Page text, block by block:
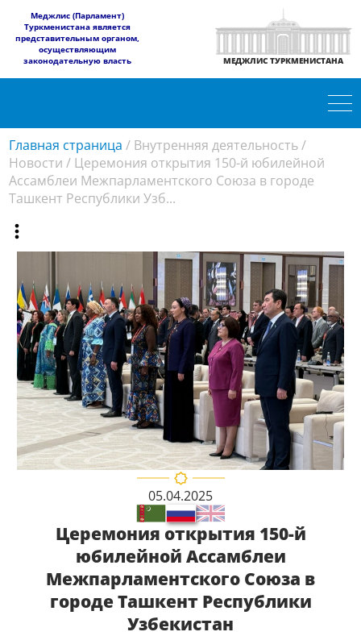
​Меджлис (Парламент)
Туркменистана является
представительным органом,
осуществляющим
законодательную власть
МЕДЖЛИС ТУРКМЕНИСТАНА
Главная страница / Внутренняя деятельность/
Новости / Церемония открытия 150-й юбилейной
Ассамблеи Межпарламентского Союза в городе
Ташкент Республики Узб...
05.04.2025
Церемония открытия 150-й
юбилейной Ассамблеи
Межпарламентского Союза в
городе Ташкент Республики
Узбекистан